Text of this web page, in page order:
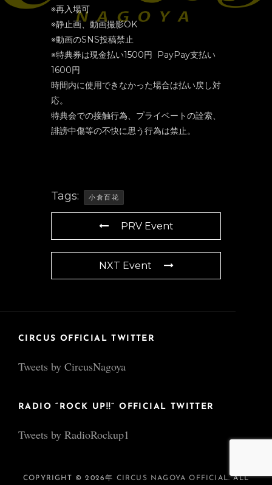
※再入場可
※静止画、動画撮影OK
※動画のSNS投稿禁止
※特典券は現金払い1500円 PayPay支払い
1600円
時間内に使用できなかった場合は払い戻し対
応。
特典会での接触行為、プライベートの詮索、
誹謗中傷等の不快に思う行為は禁止。
Tags: 小倉百花
PRV Event
NXT Event
CIRCUS OFFICIAL TWITTER
Tweets by CircusNagoya
RADIO “ROCK UP!!” OFFICIAL TWITTER
Tweets by RadioRockup1
COPYRIGHT © 2026年 CIRCUS NAGOYA OFFICIAL. ALL